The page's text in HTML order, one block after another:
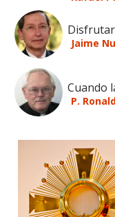
Jaime
Cuando
P.